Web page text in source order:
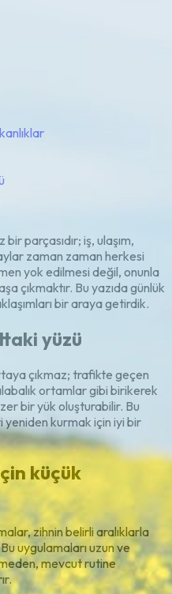
parçasıdır; iş, ulaşım,
zaman zaman herkesi
yok edilmesi değil, onunla
çıkmaktır. Bu yazıda günlük
bir araya getirdik.
yüzü
çıkmaz; trafikte geçen
ortamlar gibi birikerek
bir yük oluşturabilir. Bu
kurmak için iyi bir
küçük
zihnin belirli aralıklarla
uygulamaları uzun ve
mevcut rutine